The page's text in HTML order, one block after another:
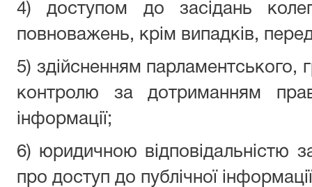
4) доступом до засідань
повноважень, крім випадків,
5) здійсненням парламентського,
контролю за дотриманням
інформації;
6) юридичною відповідальністю
про доступ до публічної